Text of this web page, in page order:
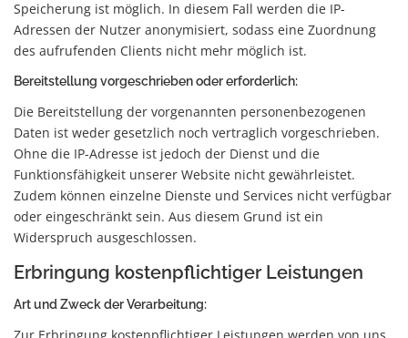
Speicherung ist möglich. In diesem Fall werden die IP-
Adressen der Nutzer anonymisiert, sodass eine Zuordnung
des aufrufenden Clients nicht mehr möglich ist.
Bereitstellung vorgeschrieben oder erforderlich:
Die Bereitstellung der vorgenannten personenbezogenen
Daten ist weder gesetzlich noch vertraglich vorgeschrieben.
Ohne die IP-Adresse ist jedoch der Dienst und die
Funktionsfähigkeit unserer Website nicht gewährleistet.
Zudem können einzelne Dienste und Services nicht verfügbar
oder eingeschränkt sein. Aus diesem Grund ist ein
Widerspruch ausgeschlossen.
Erbringung kostenpflichtiger Leistungen
Art und Zweck der Verarbeitung: